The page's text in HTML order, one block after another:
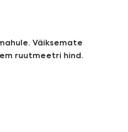
Väiksemate
ruutmeetri hind.